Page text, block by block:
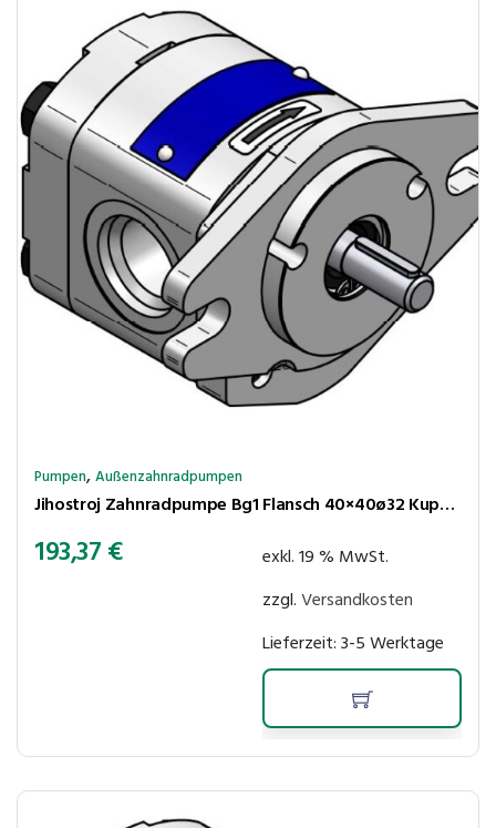
Pumpen,Außenzahnradpumpen
Jihostroj Zahnradpumpe Bg1 Flansch 40×40ø32 Kupplungsk 5×4,5 3,6cm³/U 260bar rechtsl Anschl BSP 1/2″-3/8″
193,37€
exkl. 19 % MwSt.
zzgl.Versandkosten
Lieferzeit:3-5 Werktage